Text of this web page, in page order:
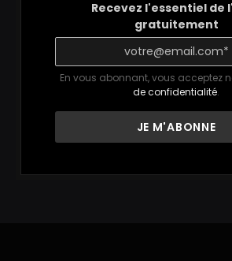
Recevez l'essentiel de
gratuitement
En vous abonnant, vous acceptez
de confidentialité.